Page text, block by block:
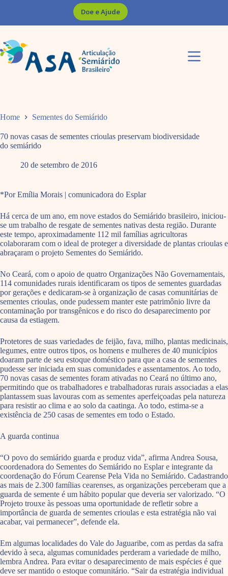
Doe e Ajude
Home Sementes do Semiárido
70 novas casas de sementes crioulas preservam biodiversidade
do semiárido
20 de setembro de 2016
*Por Emília Morais | comunicadora do Esplar
Há cerca de um ano, em nove estados do Semiárido brasileiro, iniciou-
se um trabalho de resgate de sementes nativas desta região. Durante
este tempo, aproximadamente 112 mil famílias agricultoras
colaboraram com o ideal de proteger a diversidade de plantas crioulas e
abraçaram o projeto Sementes do Semiárido.
No Ceará, com o apoio de quatro Organizações Não Governamentais,
114 comunidades rurais identificaram os tipos de sementes guardadas
por gerações e dedicaram-se à organização de casas comunitárias de
sementes crioulas, onde pudessem manter este patrimônio livre da
contaminação por transgênicos e do risco do desaparecimento por
causa da estiagem.
Protetores de suas variedades de feijão, fava, milho, plantas medicinais,
legumes, entre outros tipos, os homens e mulheres de 40 municípios
doaram parte de seu estoque doméstico para que a casa de sementes
pudesse ser iniciada em suas comunidades e assentamentos. Ao todo,
70 novas casas de sementes foram ativadas no Ceará no último ano,
permitindo que os trabalhadores e trabalhadoras rurais associadas a elas
plantassem suas lavouras com as sementes aperfeiçoadas pela natureza
para resistir ao clima e ao solo da caatinga. Ao todo, estima-se a
existência de 250 casas de sementes em todo o Estado.
A guarda continua
“O povo do semiárido guarda e produz vida”, afirma Andrea Sousa,
coordenadora do Sementes do Semiárido no Esplar e integrante da
coordenação do Fórum Cearense Pela Vida no Semiárido. Cadastrando
as mais de 2.300 famílias cearenses, as organizações perceberam que a
guarda de semente é um hábito popular que deveria ser valorizado. “O
Projeto trouxe às pessoas uma oportunidade de refletir sobre a
importância de guarda de sementes crioulas e esta estratégia não vai
acabar, vai permanecer”, defende ela.
Em algumas localidades do Vale do Jaguaribe, com as perdas da safra
devido à seca, algumas comunidades perderam a variedade de milho,
lembra Andrea. Para evitar o desaparecimento de mais espécies é que
deve ser mantido o estoque comunitário. “Sair da estratégia individual